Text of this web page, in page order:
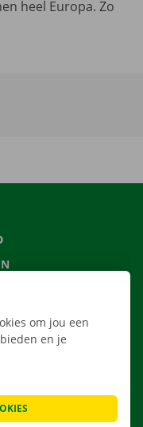
heel Europa. Zo
om jou een
en je